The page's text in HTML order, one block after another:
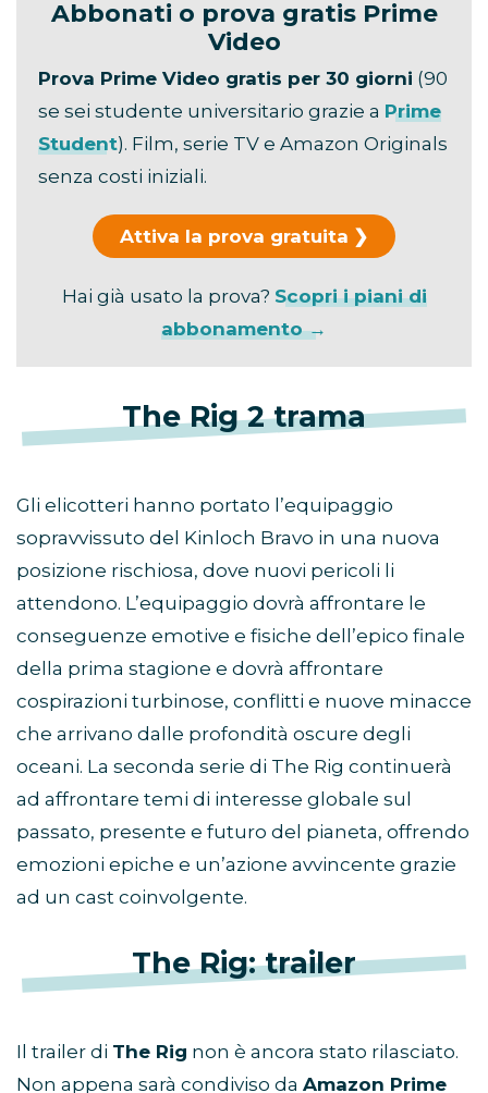
Abbonati o prova gratis Prime
Video
Prova Prime Video gratis per 30 giorni (90
se sei studente universitario grazie a Prime
Student). Film, serie TV e Amazon Originals
senza costi iniziali.
Attiva la prova gratuita
Hai già usato la prova? Scopri i piani di
abbonamento →
The Rig 2 trama
Gli elicotteri hanno portato l’equipaggio
sopravvissuto del Kinloch Bravo in una nuova
posizione rischiosa, dove nuovi pericoli li
attendono. L’equipaggio dovrà affrontare le
conseguenze emotive e fisiche dell’epico finale
della prima stagione e dovrà affrontare
cospirazioni turbinose, conflitti e nuove minacce
che arrivano dalle profondità oscure degli
oceani. La seconda serie di The Rig continuerà
ad affrontare temi di interesse globale sul
passato, presente e futuro del pianeta, offrendo
emozioni epiche e un’azione avvincente grazie
ad un cast coinvolgente.
The Rig: trailer
Il trailer di The Rig non è ancora stato rilasciato.
Non appena sarà condiviso da Amazon Prime